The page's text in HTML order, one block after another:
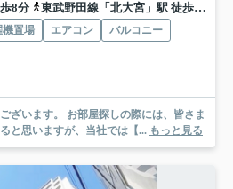
8分
東武野田線「北大宮」駅 徒歩24分
機置場 エアコン
バルコニー
しの際には、皆さま
と思いますが、当社では【... もっと見る